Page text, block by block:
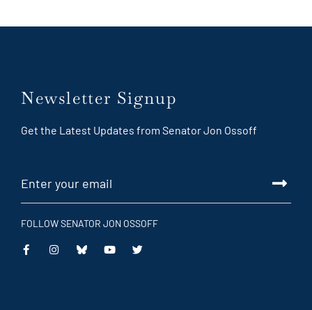
Newsletter Signup
Get the Latest Updates from Senator Jon Ossoff
FOLLOW SENATOR JON OSSOFF
This
This
This
This